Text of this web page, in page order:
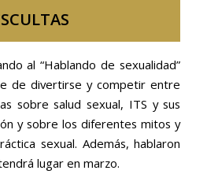
al “Hablando de sexualidad”
de divertirse y competir entre
sobre salud sexual, ITS y sus
y sobre los diferentes mitos y
sexual. Además, hablaron
lugar en marzo.